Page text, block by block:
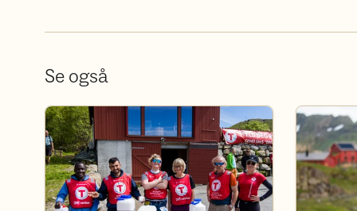
Se også
Bli frivillig Bli medlem